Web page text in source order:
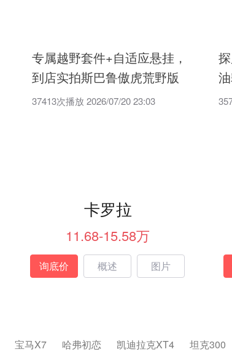
专属越野套件+自适应悬挂，
到店实拍斯巴鲁傲虎荒野版
37413次播放 2026/07/20 23:03
卡罗拉
11.68-15.58万
询底价 概述 图片
宝马X7 哈弗初恋 凯迪拉克XT4 坦克300